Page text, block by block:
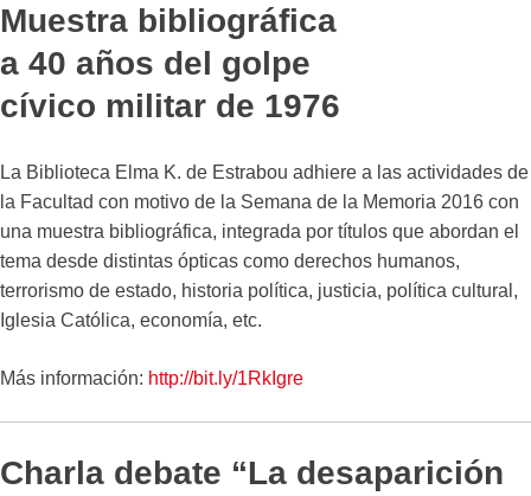
Muestra bibliográfica
a 40 años del golpe
cívico militar de 1976
La Biblioteca Elma K. de Estrabou adhiere a las actividades de
la Facultad con motivo de la Semana de la Memoria 2016 con
una muestra bibliográfica, integrada por títulos que abordan el
tema desde distintas ópticas como derechos humanos,
terrorismo de estado, historia política, justicia, política cultural,
Iglesia Católica, economía, etc.
Más información: http://bit.ly/1RkIgre
Charla debate “La desaparición